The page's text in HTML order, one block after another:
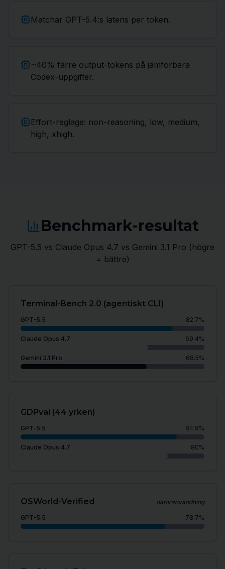
Matchar GPT-5.4:s latens per token.
~40% färre output-tokens på jämförbara
Codex-uppgifter.
Effort-reglage: non-reasoning, low, medium,
high, xhigh.
Benchmark-resultat
GPT-5.5 vs Claude Opus 4.7 vs Gemini 3.1 Pro (högre
= bättre)
Terminal-Bench 2.0 (agentiskt CLI)
GPT-5.5 82.7%
Claude Opus 4.7 69.4%
Gemini 3.1 Pro 68.5%
GDPval (44 yrken)
GPT-5.5 84.9%
Claude Opus 4.7 80%
OSWorld-Verified datoranvändning
GPT-5.5 78.7%